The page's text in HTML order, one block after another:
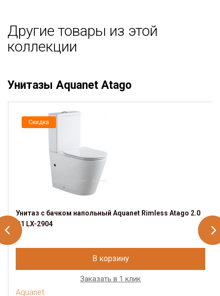
Другие товары из этой
коллекции
Унитазы Aquanet Atago
Скидка
Унитаз с бачком напольный Aquanet Rimless Atago 2.0
C1 LX-2904
В корзину
Заказать в 1 клик
Aquanet